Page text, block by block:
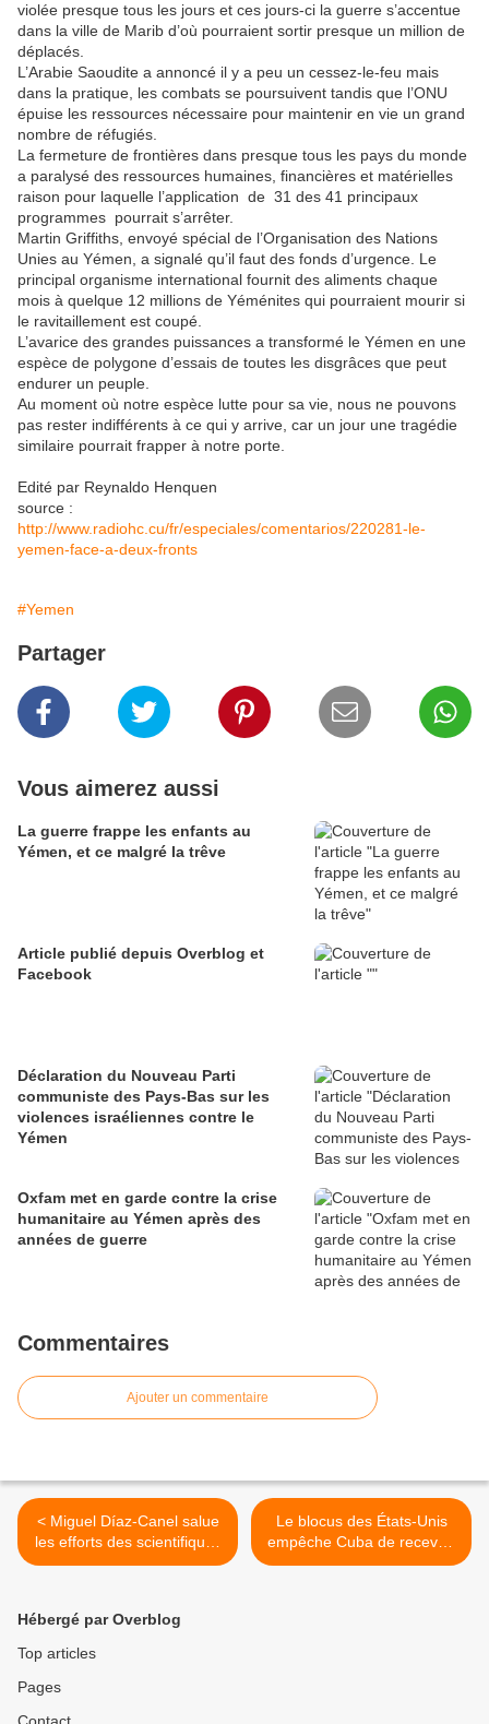
violée presque tous les jours et ces jours-ci la guerre s’accentue
dans la ville de Marib d’où pourraient sortir presque un million de
déplacés.
L’Arabie Saoudite a annoncé il y a peu un cessez-le-feu mais
dans la pratique, les combats se poursuivent tandis que l’ONU
épuise les ressources nécessaire pour maintenir en vie un grand
nombre de réfugiés.
La fermeture de frontières dans presque tous les pays du monde
a paralysé des ressources humaines, financières et matérielles
raison pour laquelle l’application de 31 des 41 principaux
programmes pourrait s’arrêter.
Martin Griffiths, envoyé spécial de l’Organisation des Nations
Unies au Yémen, a signalé qu’il faut des fonds d’urgence. Le
principal organisme international fournit des aliments chaque
mois à quelque 12 millions de Yéménites qui pourraient mourir si
le ravitaillement est coupé.
L’avarice des grandes puissances a transformé le Yémen en une
espèce de polygone d’essais de toutes les disgrâces que peut
endurer un peuple.
Au moment où notre espèce lutte pour sa vie, nous ne pouvons
pas rester indifférents à ce qui y arrive, car un jour une tragédie
similaire pourrait frapper à notre porte.
Edité par Reynaldo Henquen
source :
http://www.radiohc.cu/fr/especiales/comentarios/220281-le-
yemen-face-a-deux-fronts
#Yemen
Partager
Vous aimerez aussi
La guerre frappe les enfants au
Yémen, et ce malgré la trêve
Article publié depuis Overblog et
Facebook
Déclaration du Nouveau Parti
communiste des Pays-Bas sur les
violences israéliennes contre le
Yémen
Oxfam met en garde contre la crise
humanitaire au Yémen après des
années de guerre
Commentaires
Ajouter un commentaire
< Miguel Díaz-Canel salue
les efforts des scientifiques
cubains au service de la
Le blocus des États-Unis
empêche Cuba de recevoir
une aide solidaire >
Hébergé par Overblog
Top articles
Pages